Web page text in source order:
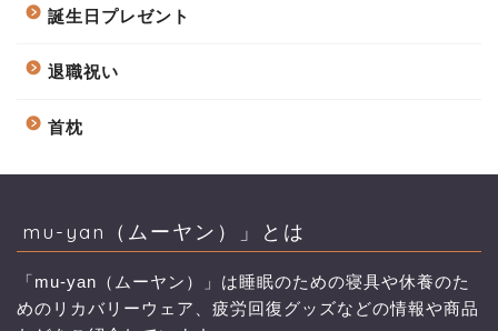
誕生日プレゼント
退職祝い
首枕
mu-yan（ムーヤン）」とは
「mu-yan（ムーヤン）」は睡眠のための寝具や休養のた
めのリカバリーウェア、疲労回復グッズなどの情報や商品